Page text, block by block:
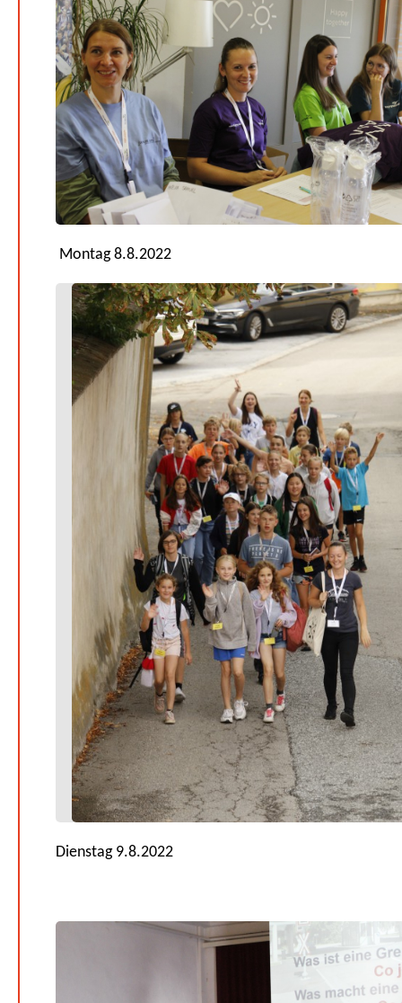
Montag 8.8.2022
Dienstag 9.8.2022